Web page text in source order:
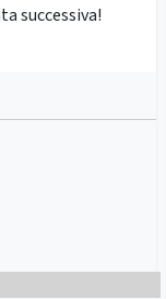
successiva!